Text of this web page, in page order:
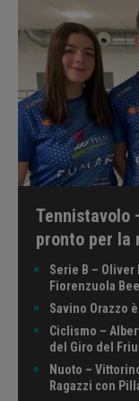
Tennistavolo
pronto per la
Serie B –
Fiorenzuola
Savino Orazzo
Ciclismo –
del Giro del
Nuoto –
Ragazzi con